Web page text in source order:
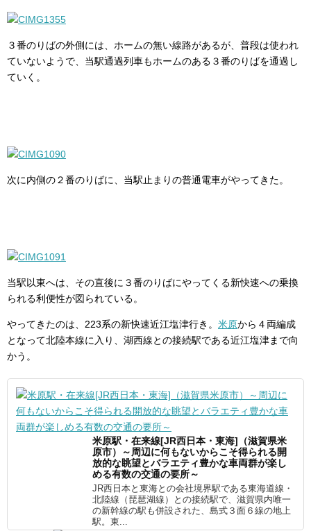
３番のりばの外側には、ホームの無い線路があるが、普段は使われ
ていないようで、当駅通過列車もホームのある３番のりばを通過し
ていく。
次に内側の２番のりばに、当駅止まりの普通電車がやってきた。
当駅以東へは、その直後に３番のりばにやってくる新快速への乗換
られる利便性が図られている。
やってきたのは、223系の新快速近江塩津行き。 米原から４両編成
となって北陸本線に入り、湖西線との接続駅である近江塩津まで向
かう。
米原駅・在来線[JR西日本・東海]（滋賀県米
原市）～周辺に何もないからこそ得られる開
放的な眺望とバラエティ豊かな車両群が楽し
める有数の交通の要所～
JR西日本と東海との会社境界駅である東海道線・
北陸線（琵琶湖線）との接続駅で、滋賀県内唯一
の新幹線の駅も併設された、島式３面６線の地上
駅。東...